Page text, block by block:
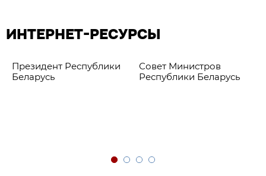
ИНТЕРНЕТ-РЕСУРСЫ
Президент Республики
Беларусь
Совет Министров
Республики Беларусь